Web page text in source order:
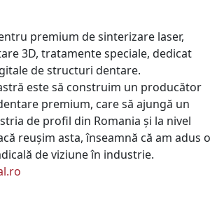
premium de sinterizare laser,
3D, tratamente speciale, dedicat
de structuri dentare.
este să construim un producător
premium, care să ajungă un
de profil din Romania și la nivel
reușim asta, înseamnă că am adus o
de viziune în industrie.